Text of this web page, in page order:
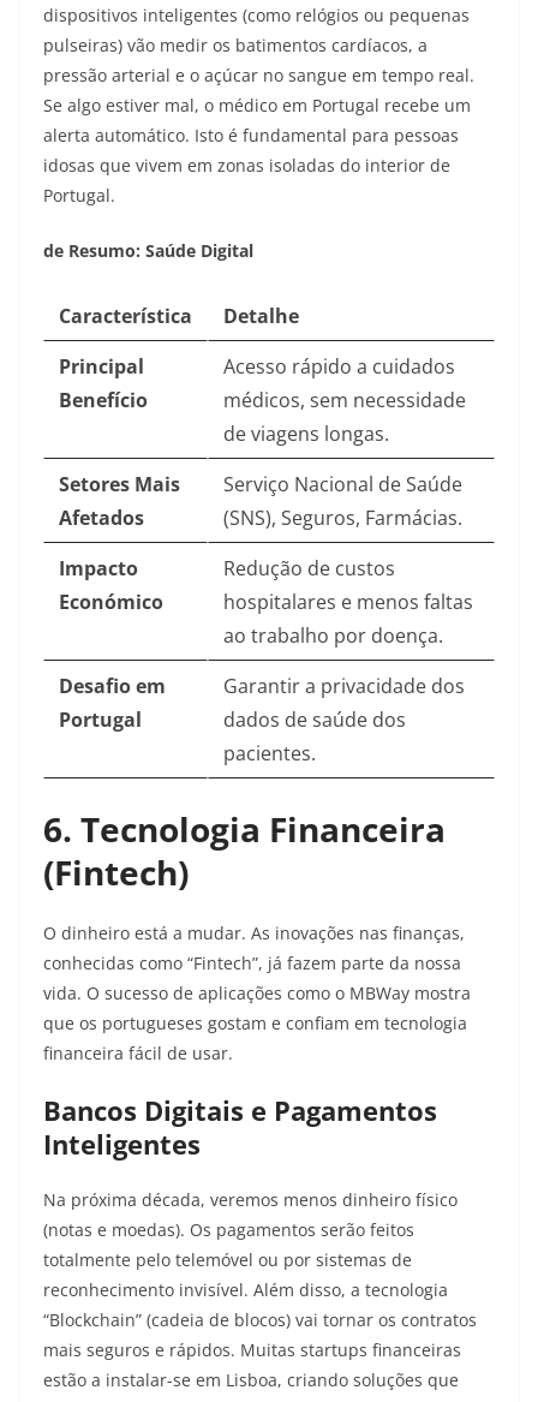
dispositivos inteligentes (como relógios ou pequenas
pulseiras) vão medir os batimentos cardíacos, a
pressão arterial e o açúcar no sangue em tempo real.
Se algo estiver mal, o médico em Portugal recebe um
alerta automático. Isto é fundamental para pessoas
idosas que vivem em zonas isoladas do interior de
Portugal.
de Resumo: Saúde Digital
Característica
Detalhe
Principal
Benefício
Acesso rápido a cuidados
médicos, sem necessidade
de viagens longas.
Setores Mais
Afetados
Serviço Nacional de Saúde
(SNS), Seguros, Farmácias.
Impacto
Económico
Redução de custos
hospitalares e menos faltas
ao trabalho por doença.
Desafio em
Portugal
Garantir a privacidade dos
dados de saúde dos
pacientes.
6. Tecnologia Financeira
(Fintech)
O dinheiro está a mudar. As inovações nas finanças,
conhecidas como “Fintech”, já fazem parte da nossa
vida. O sucesso de aplicações como o MBWay mostra
que os portugueses gostam e confiam em tecnologia
financeira fácil de usar.
Bancos Digitais e Pagamentos
Inteligentes
Na próxima década, veremos menos dinheiro físico
(notas e moedas). Os pagamentos serão feitos
totalmente pelo telemóvel ou por sistemas de
reconhecimento invisível. Além disso, a tecnologia
“Blockchain” (cadeia de blocos) vai tornar os contratos
mais seguros e rápidos. Muitas startups financeiras
estão a instalar-se em Lisboa, criando soluções que